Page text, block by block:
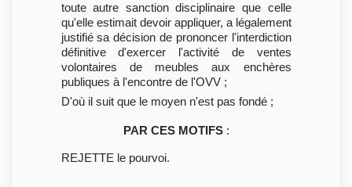
toute autre sanction disciplinaire que celle
qu'elle estimait devoir appliquer, a légalement
justifié sa décision de prononcer l'interdiction
définitive d'exercer l'activité de ventes
volontaires de meubles aux enchères
publiques à l'encontre de l'OVV ;
D'où il suit que le moyen n'est pas fondé ;
PAR CES MOTIFS:
REJETTE le pourvoi.